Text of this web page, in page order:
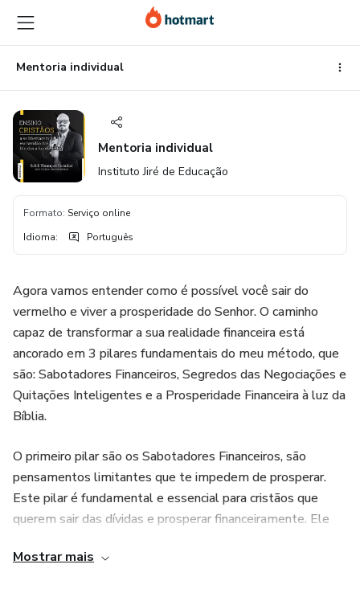
para
o
conteúdo
principal
para
o
pagamento
para
o
rodapé
Mentoria individual
Mentoria individual
Instituto Jiré de Educação
Formato: Serviço online
Idioma: Português
Agora vamos entender como é possível você sair do
vermelho e viver a prosperidade do Senhor. O caminho
capaz de transformar a sua realidade financeira está
ancorado em 3 pilares fundamentais do meu método, que
são: Sabotadores Financeiros, Segredos das Negociações e
Quitações Inteligentes e a Prosperidade Financeira à luz da
Bíblia.
O primeiro pilar são os Sabotadores Financeiros, são
pensamentos limitantes que te impedem de prosperar.
Este pilar é fundamental e essencial para cristãos que
querem sair das dívidas e prosperar financeiramente. Ele
nossa relação emocional e psicológica com o dinheiro. Isso
Mostrar mais